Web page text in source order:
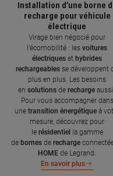
Installation d’une borne
recharge pour véhicule
électrique
Virage bien négocié pour
l’écomobilité : les voitures
électriques et hybrides
rechargeables se développent
plus en plus. Les besoins
en solutions de recharge
Pour vous accompagner dans
une transition énergétique à
mesure, découvrez pour
le résidentiel la gamme
de bornes de recharge
HOME de Legrand.
En savoir plus